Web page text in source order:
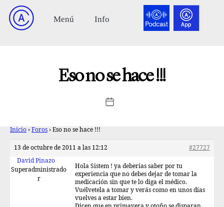
Eso no se hace !!!
Inicio › Foros › Eso no se hace !!!
13 de octubre de 2011 a las 12:12
#27727
David Pinazo
Superadministrado
r
Hola Sistem ! ya deberías saber por tu
experiencia que no debes dejar de tomar la
medicación sin que te lo diga el médico.
Vuélvetela a tomar y verás como en unos días
vuelves a estar bien.